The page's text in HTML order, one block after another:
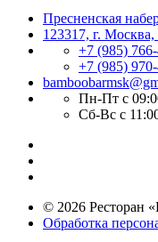
Пресненская
123317, г.
+7 (985)
+7 (985) 970-
Пн-Пт с
Сб-Вс с
© 2026 Ресторан
Обработка